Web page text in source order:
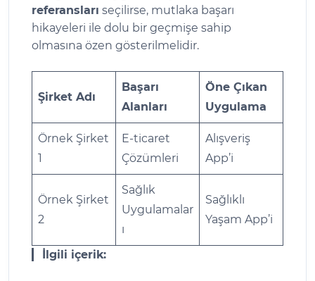
referansları seçilirse, mutlaka başarı
hikayeleri ile dolu bir geçmişe sahip
olmasına özen gösterilmelidir.
Şirket Adı
Başarı
Alanları
Öne Çıkan
Uygulama
Örnek Şirket
1
E-ticaret
Çözümleri
Alışveriş
App’i
Örnek Şirket
2
Sağlık
Uygulamalar
ı
Sağlıklı
Yaşam App’i
İlgili içerik: